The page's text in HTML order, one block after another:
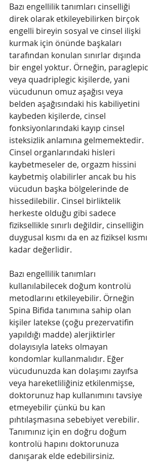
Bazı engellilik tanımları cinselliği
direk olarak etkileyebilirken birçok
engelli bireyin sosyal ve cinsel ilişki
kurmak için önünde başkaları
tarafından konulan sınırlar dışında
bir engel yoktur. Örneğin, paraglepic
veya quadriplegic kişilerde, yani
vücudunun omuz aşağısı veya
belden aşağısındaki his kabiliyetini
kaybeden kişilerde, cinsel
fonksiyonlarındaki kayıp cinsel
isteksizlik anlamına gelmemektedir.
Cinsel organlarındaki hisleri
kaybetmeseler de, orgazm hissini
kaybetmiş olabilirler ancak bu his
vücudun başka bölgelerinde de
hissedilebilir. Cinsel birliktelik
herkeste olduğu gibi sadece
fiziksellikle sınırlı değildir, cinselliğin
duygusal kısmı da en az fiziksel kısmı
kadar değerlidir.
Bazı engellilik tanımları
kullanılabilecek doğum kontrolü
metodlarını etkileyebilir. Örneğin
Spina Bifida tanımına sahip olan
kişiler latekse (çoğu prezervatifin
yapıldığı madde) alerjiktirler
dolayısıyla lateks olmayan
kondomlar kullanmalıdır. Eğer
vücudunuzda kan dolaşımı zayıfsa
veya hareketliliğiniz etkilenmişse,
doktorunuz hap kullanımını tavsiye
etmeyebilir çünkü bu kan
pıhtılaşmasına sebebiyet verebilir.
Tanımınız için en doğru doğum
kontrolü hapını doktorunuza
danışarak elde edebilirsiniz.